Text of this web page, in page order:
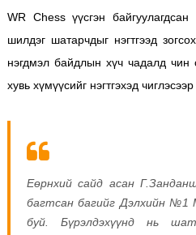
WR Chess үүсгэн
шилдэг шатарчдыг нэгтгээд
нэгдмэл байдлын хүч чадалд чин
хувь хүмүүсийг нэгтгэхэд
Еөрнхий сайд асан
багтсан багийг Дэлхийн №1
буй. Бүрэлдэхүүнд нь